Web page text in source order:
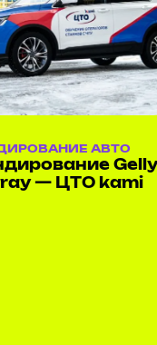
АВТО
Gelly
— ЦТО kami